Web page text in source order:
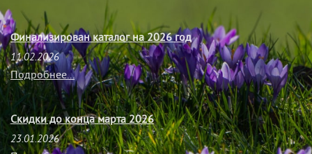
Финализирован каталог на 2026 год
11.02.2026
Подробнее...
Скидки до конца марта 2026
23.01.2026